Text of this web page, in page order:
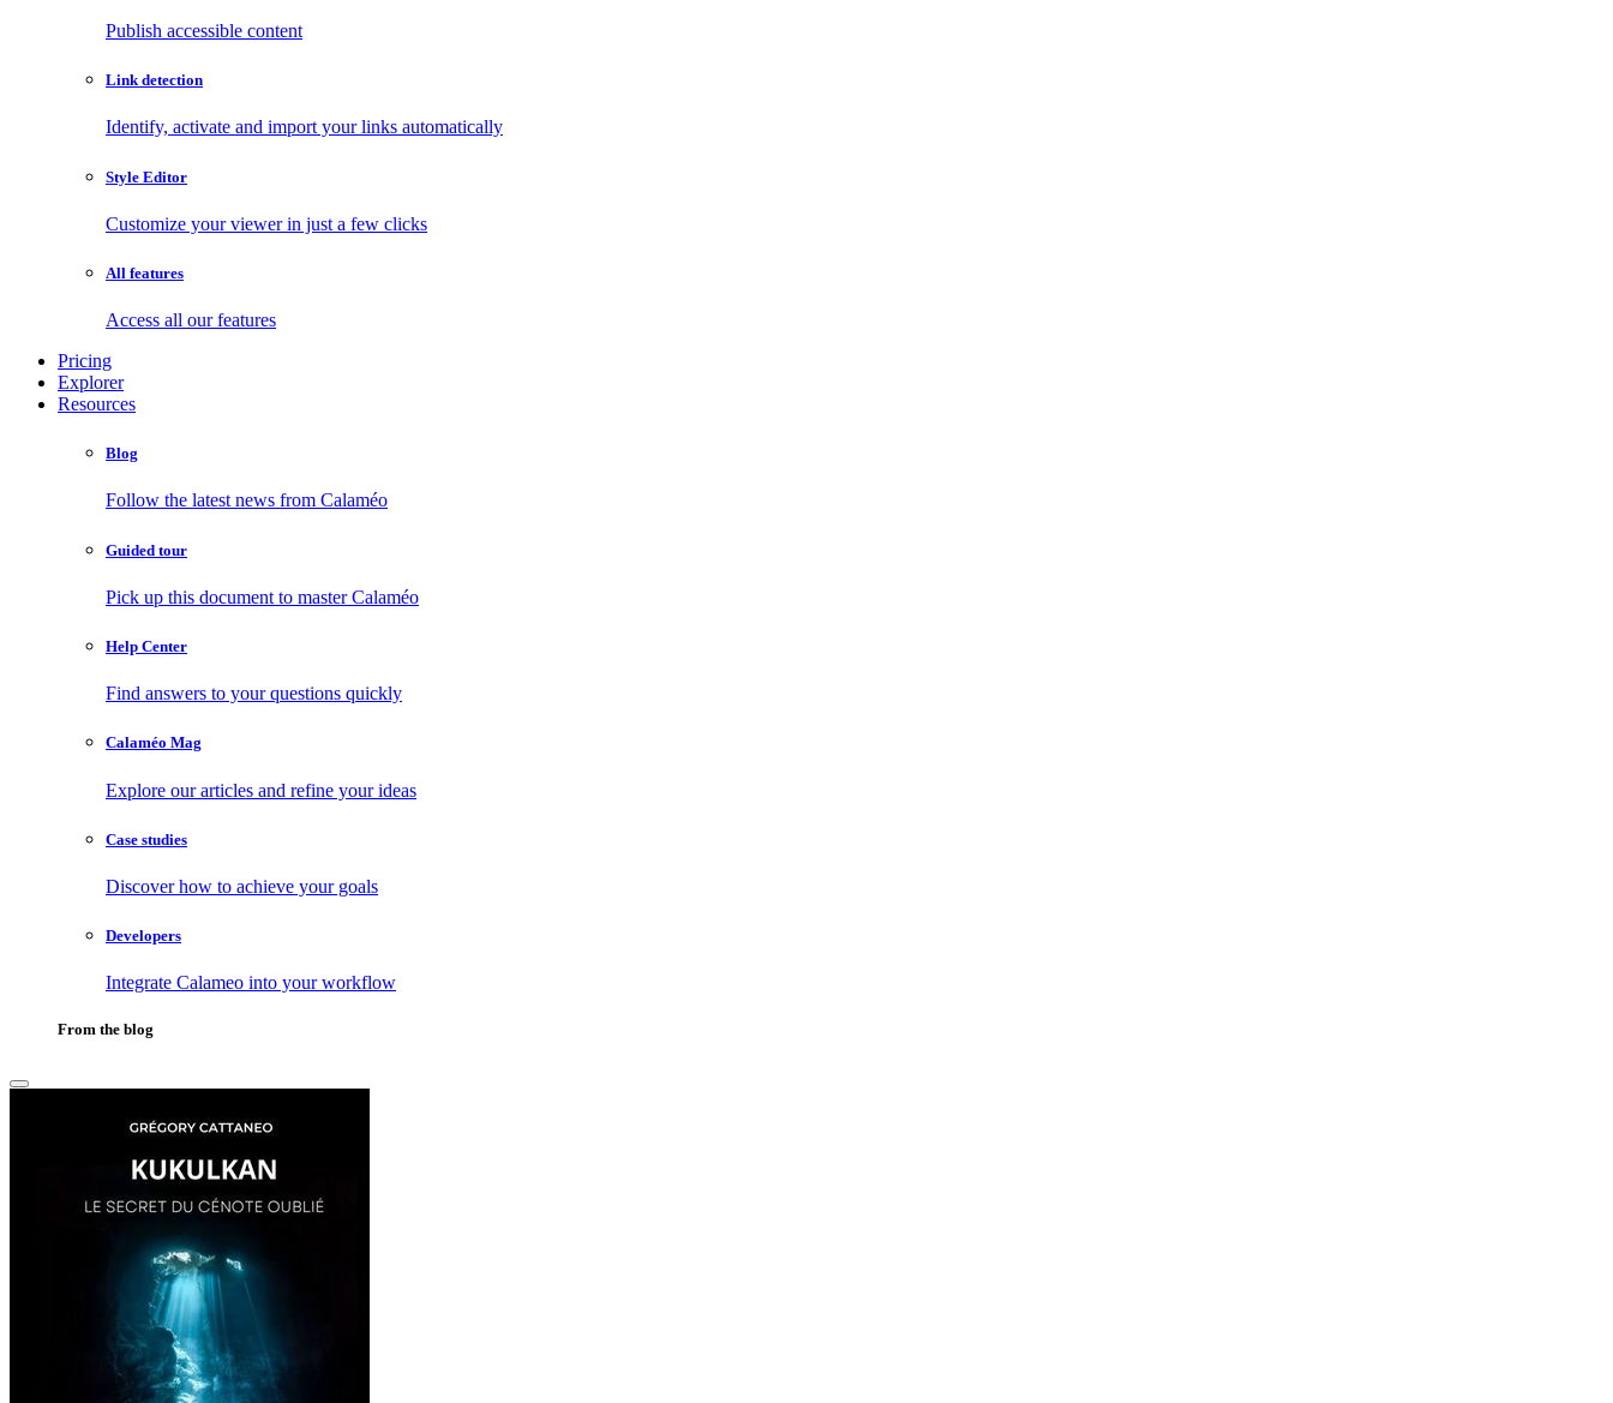
Publish accessible content
Link detection
Identify, activate and import your links automatically
Style Editor
Customize your viewer in just a few clicks
All features
Access all our features
Pricing
Explorer
Resources
Blog
Follow the latest news from Calaméo
Guided tour
Pick up this document to master Calaméo
Help Center
Find answers to your questions quickly
Calaméo Mag
Explore our articles and refine your ideas
Case studies
Discover how to achieve your goals
Developers
Integrate Calameo into your workflow
From the blog